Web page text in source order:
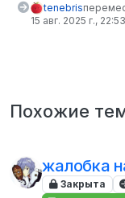
tenebris
15 авг. 2025 г., 22:53
Похожие
жалобка
Закрыта